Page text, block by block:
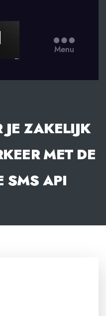
Menu
JE ZAKELIJK
MET DE
SMS API